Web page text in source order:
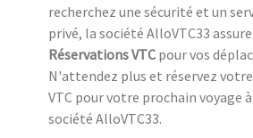
recherchez une sécurité et un
privé, la société AlloVTC33 assure
Réservations VTC pour vos
N'attendez plus et réservez
VTC pour votre prochain voyage
société AlloVTC33.